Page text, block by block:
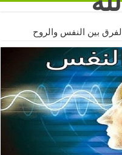
الفرق بين النفس والروح